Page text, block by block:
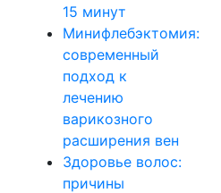
15 минут
Минифлебэктомия:
современный
подход к
лечению
варикозного
расширения вен
Здоровье волос:
причины